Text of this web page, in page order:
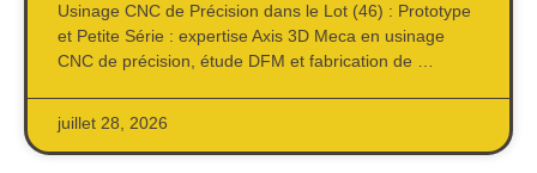
Usinage CNC de Précision dans le Lot (46) : Prototype
et Petite Série : expertise Axis 3D Meca en usinage
CNC de précision, étude DFM et fabrication de …
juillet 28, 2026